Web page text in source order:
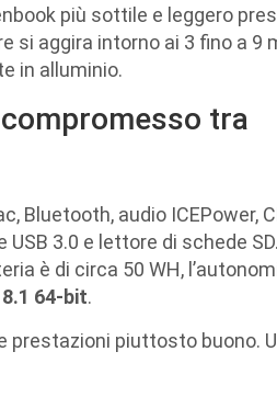
più sottile e leggero
si aggira intorno ai 3 fino a 9
in alluminio.
compromesso tra
Bluetooth, audio ICEPower,
3.0 e lettore di schede
è di circa 50 WH,
64-bit.
prestazioni piuttosto buono.